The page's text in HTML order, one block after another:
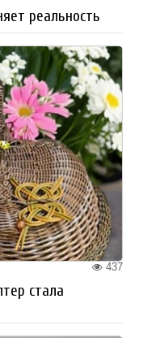
реальность
437
стала